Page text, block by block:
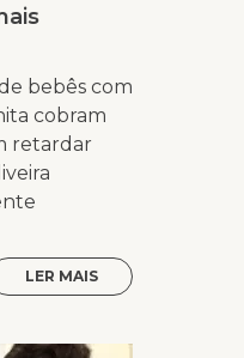
bebês com
cobram
retardar
LER MAIS